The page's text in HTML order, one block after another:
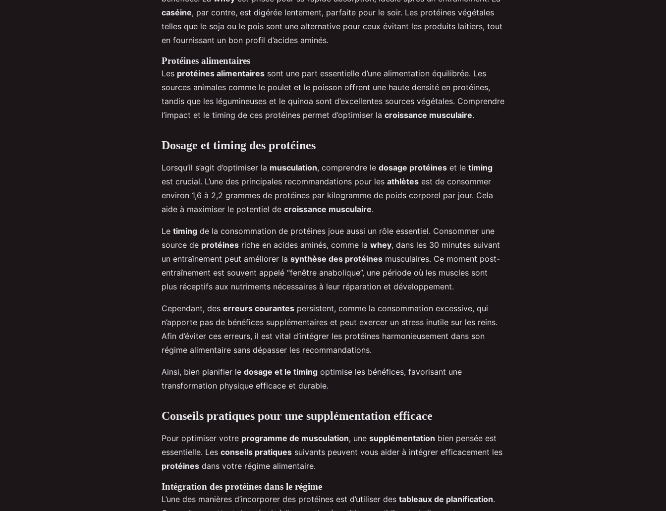
caséine, par contre, est digérée lentement, parfaite pour le soir. Les protéines végétales
telles que le soja ou le pois sont une alternative pour ceux évitant les produits laitiers, tout
en fournissant un bon profil d’acides aminés.
Protéines alimentaires
Les protéines alimentaires sont une part essentielle d’une alimentation équilibrée. Les
sources animales comme le poulet et le poisson offrent une haute densité en protéines,
tandis que les légumineuses et le quinoa sont d’excellentes sources végétales. Comprendre
l’impact et le timing de ces protéines permet d’optimiser la croissance musculaire.
Dosage et timing des protéines
Lorsqu’il s’agit d’optimiser la musculation, comprendre le dosage protéines et le timing
est crucial. L’une des principales recommandations pour les athlètes est de consommer
environ 1,6 à 2,2 grammes de protéines par kilogramme de poids corporel par jour. Cela
aide à maximiser le potentiel de croissance musculaire.
Le timing de la consommation de protéines joue aussi un rôle essentiel. Consommer une
source de protéines riche en acides aminés, comme la whey, dans les 30 minutes suivant
un entraînement peut améliorer la synthèse des protéines musculaires. Ce moment post-
entraînement est souvent appelé “fenêtre anabolique”, une période où les muscles sont
plus réceptifs aux nutriments nécessaires à leur réparation et développement.
Cependant, des erreurs courantes persistent, comme la consommation excessive, qui
n’apporte pas de bénéfices supplémentaires et peut exercer un stress inutile sur les reins.
Afin d’éviter ces erreurs, il est vital d’intégrer les protéines harmonieusement dans son
régime alimentaire sans dépasser les recommandations.
Ainsi, bien planifier le dosage et le timing optimise les bénéfices, favorisant une
transformation physique efficace et durable.
Conseils pratiques pour une supplémentation efficace
Pour optimiser votre programme de musculation, une supplémentation bien pensée est
essentielle. Les conseils pratiques suivants peuvent vous aider à intégrer efficacement les
protéines dans votre régime alimentaire.
Intégration des protéines dans le régime
L’une des manières d’incorporer des protéines est d’utiliser des tableaux de planification.